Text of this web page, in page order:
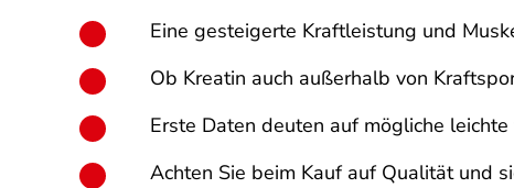
Eine gesteigerte Kraftleistung und
Ob Kreatin auch außerhalb von
Erste Daten deuten auf mögliche
Achten Sie beim Kauf auf Qualität und